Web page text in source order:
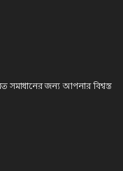
জন্য আপনার বিশ্বস্ত